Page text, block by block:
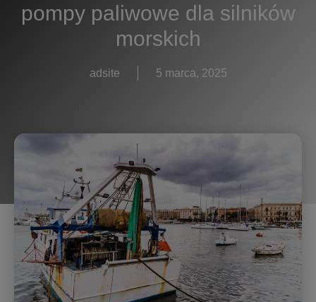
pompy paliwowe dla silników
morskich
adsite 5 marca, 2025